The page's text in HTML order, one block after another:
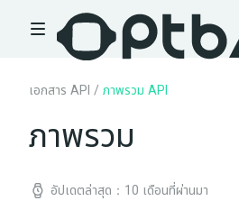
เอกสาร API / ภาพรวม API
ภาพรวม
อัปเดตล่าสุด：10 เดือนที่ผ่านมา